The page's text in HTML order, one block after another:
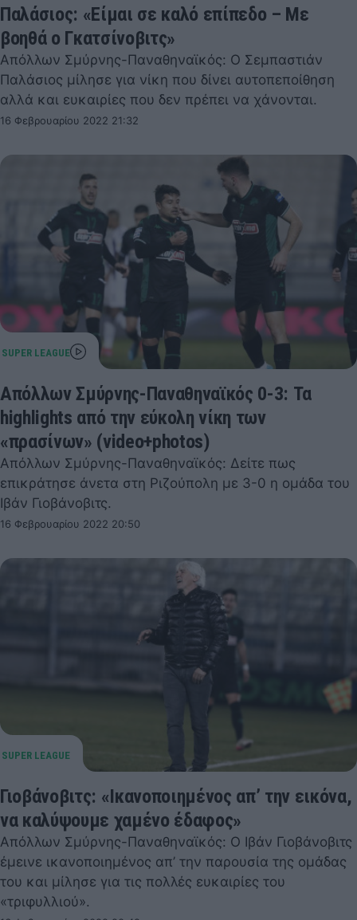
Παλάσιος: «Είμαι σε καλό επίπεδο – Με
βοηθά ο Γκατσίνοβιτς»
Απόλλων Σμύρνης-Παναθηναϊκός: Ο Σεμπαστιάν
Παλάσιος μίλησε για νίκη που δίνει αυτοπεποίθηση
αλλά και ευκαιρίες που δεν πρέπει να χάνονται.
16 Φεβρουαρίου 2022 21:32
Απόλλων Σμύρνης-Παναθηναϊκός 0-3: Τα
highlights από την εύκολη νίκη των
«πρασίνων» (video+photos)
Απόλλων Σμύρνης-Παναθηναϊκός: Δείτε πως
επικράτησε άνετα στη Ριζούπολη με 3-0 η ομάδα του
Ιβάν Γιοβάνοβιτς.
16 Φεβρουαρίου 2022 20:50
Γιοβάνοβιτς: «Ικανοποιημένος απ’ την εικόνα,
να καλύψουμε χαμένο έδαφος»
Απόλλων Σμύρνης-Παναθηναϊκός: Ο Ιβάν Γιοβάνοβιτς
έμεινε ικανοποιημένος απ’ την παρουσία της ομάδας
του και μίλησε για τις πολλές ευκαιρίες του
«τριφυλλιού».